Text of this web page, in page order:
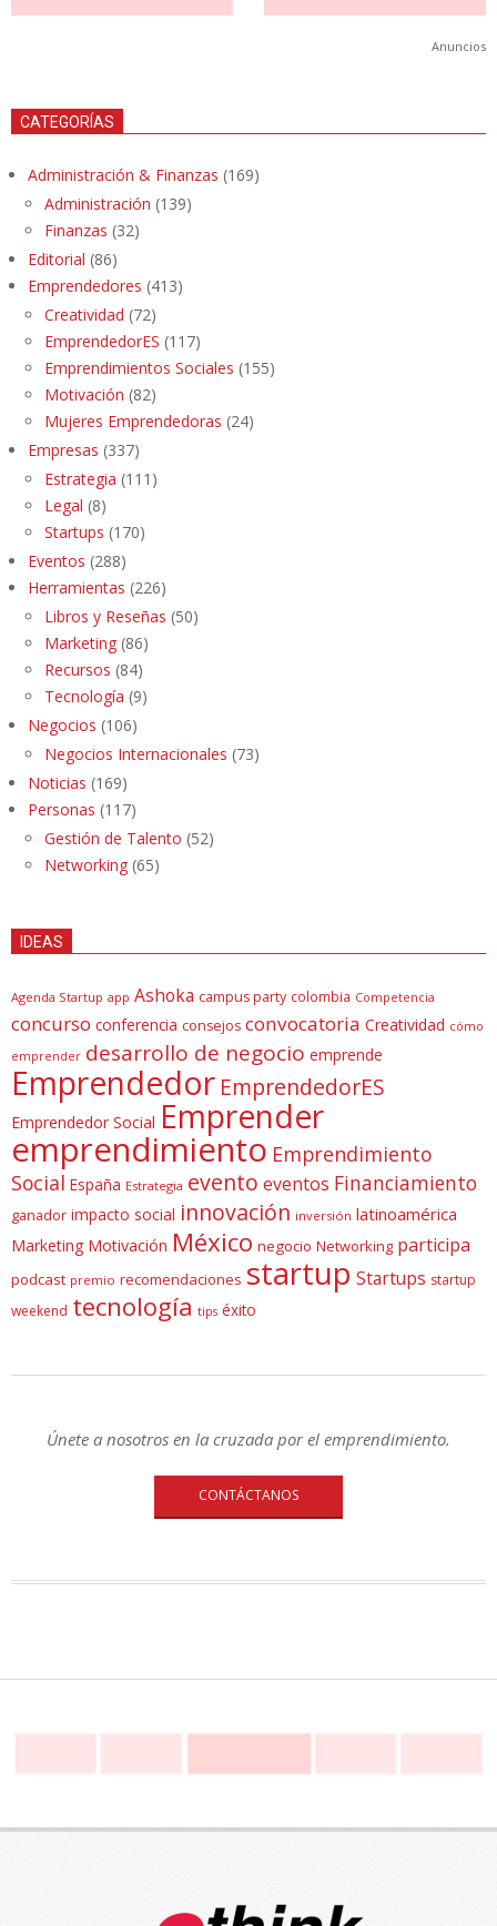
Anuncios
CATEGORÍAS
Administración & Finanzas (169)
Administración (139)
Finanzas (32)
Editorial (86)
Emprendedores (413)
Creatividad (72)
EmprendedorES (117)
Emprendimientos Sociales (155)
Motivación (82)
Mujeres Emprendedoras (24)
Empresas (337)
Estrategia (111)
Legal (8)
Startups (170)
Eventos (288)
Herramientas (226)
Libros y Reseñas (50)
Marketing (86)
Recursos (84)
Tecnología (9)
Negocios (106)
Negocios Internacionales (73)
Noticias (169)
Personas (117)
Gestión de Talento (52)
Networking (65)
IDEAS
Agenda Startup app Ashoka campus party colombia Competencia
concurso conferencia consejos convocatoria Creatividad cómo
emprender desarrollo de negocio emprende
Emprendedor EmprendedorES
Emprendedor Social Emprender
emprendimiento Emprendimiento
Social España Estrategia evento eventos Financiamiento
ganador impacto social innovación inversión latinoamérica
Marketing Motivación México negocio Networking participa
podcast premio recomendaciones startup Startups startup
weekend tecnología tips éxito
Únete a nosotros en la cruzada por el emprendimiento.
CONTÁCTANOS